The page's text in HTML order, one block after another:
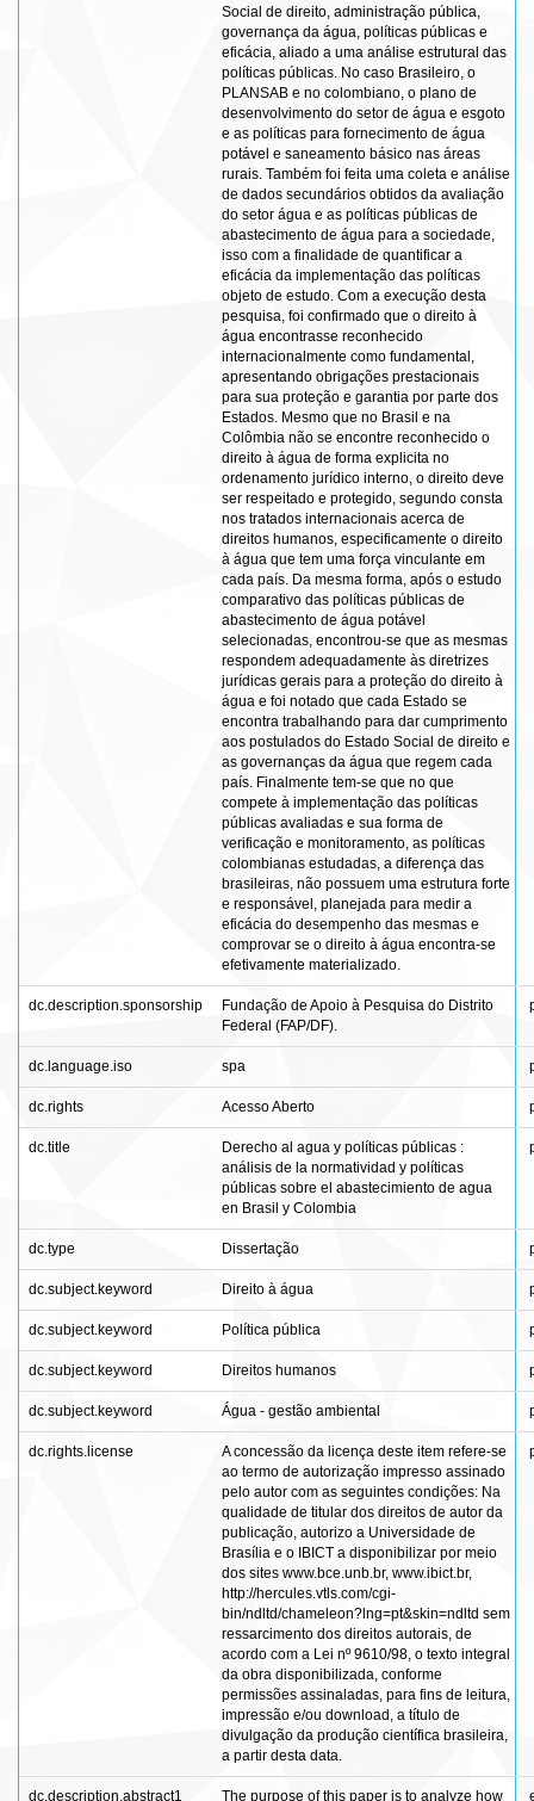
Social de direito, administração pública,
governança da água, políticas públicas e
eficácia, aliado a uma análise estrutural das
políticas públicas. No caso Brasileiro, o
PLANSAB e no colombiano, o plano de
desenvolvimento do setor de água e esgoto
e as políticas para fornecimento de água
potável e saneamento básico nas áreas
rurais. Também foi feita uma coleta e análise
de dados secundários obtidos da avaliação
do setor água e as políticas públicas de
abastecimento de água para a sociedade,
isso com a finalidade de quantificar a
eficácia da implementação das políticas
objeto de estudo. Com a execução desta
pesquisa, foi confirmado que o direito à
água encontrasse reconhecido
internacionalmente como fundamental,
apresentando obrigações prestacionais
para sua proteção e garantia por parte dos
Estados. Mesmo que no Brasil e na
Colômbia não se encontre reconhecido o
direito à água de forma explicita no
ordenamento jurídico interno, o direito deve
ser respeitado e protegido, segundo consta
nos tratados internacionais acerca de
direitos humanos, especificamente o direito
à água que tem uma força vinculante em
cada país. Da mesma forma, após o estudo
comparativo das políticas públicas de
abastecimento de água potável
selecionadas, encontrou-se que as mesmas
respondem adequadamente às diretrizes
jurídicas gerais para a proteção do direito à
água e foi notado que cada Estado se
encontra trabalhando para dar cumprimento
aos postulados do Estado Social de direito e
as governanças da água que regem cada
país. Finalmente tem-se que no que
compete à implementação das políticas
públicas avaliadas e sua forma de
verificação e monitoramento, as políticas
colombianas estudadas, a diferença das
brasileiras, não possuem uma estrutura forte
e responsável, planejada para medir a
eficácia do desempenho das mesmas e
comprovar se o direito à água encontra-se
efetivamente materializado.
dc.description.sponsorship
Fundação de Apoio à Pesquisa do Distrito
Federal (FAP/DF).
dc.language.iso spa
dc.rights Acesso Aberto
dc.title
Derecho al agua y políticas públicas :
análisis de la normatividad y políticas
públicas sobre el abastecimiento de agua
en Brasil y Colombia
dc.type Dissertação
dc.subject.keyword Direito à água
dc.subject.keyword Política pública
dc.subject.keyword Direitos humanos
dc.subject.keyword Água - gestão ambiental
dc.rights.license
A concessão da licença deste item refere-se
ao termo de autorização impresso assinado
pelo autor com as seguintes condições: Na
qualidade de titular dos direitos de autor da
publicação, autorizo a Universidade de
Brasília e o IBICT a disponibilizar por meio
dos sites www.bce.unb.br, www.ibict.br,
http://hercules.vtls.com/cgi-
bin/ndltd/chameleon?lng=pt&skin=ndltd sem
ressarcimento dos direitos autorais, de
acordo com a Lei nº 9610/98, o texto integral
da obra disponibilizada, conforme
permissões assinaladas, para fins de leitura,
impressão e/ou download, a título de
divulgação da produção científica brasileira,
a partir desta data.
dc.description.abstract1 The purpose of this paper is to analyze how